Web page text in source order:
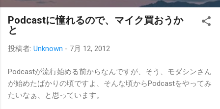
Podcastに憧れるので、マイク買おうか
と
投稿者: Unknown - 7月 12, 2012
Podcastが流行始める前からなんですが、そう、モダシンさん
が始めたばかりの頃ですよ、そんな頃からPodcastをやってみ
たいなぁ、と思っています。